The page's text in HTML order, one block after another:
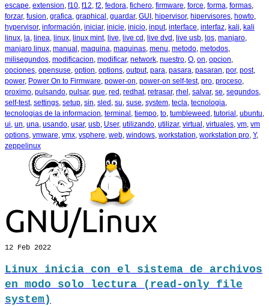
escape, extension, f10, f12, f2, fedora, fichero, firmware, force, forma, formas,
forzar, fusion, grafica, graphical , guardar, GUI , hipervisor, hipervisores, howto,
hypervisor, información, iniciar, inicie, inicio, input, interface, interfaz, kali, kali
linux, la, linea, linux, linux mint, live, live cd , live dvd , live usb, los, manjaro,
manjaro linux, manual , maquina, maquinas, menu, metodo, metodos,
milisegundos, modificacion, modificar, network, nuestro, O, on, opcion,
opciones, opensuse, option, options, output, para, pasara, pasaran, por, post,
power, Power On to Firmware, power-on, power-on self-test, pro, proceso,
proximo, pulsando, pulsar, que, red , redhat, retrasar, rhel , salvar, se, segundos,
self-test, settings, setup, sin, sled , su, suse, system, tecla, tecnologia,
tecnologias de la informacion, terminal , tiempo, to, tumbleweed , tutorial , ubuntu,
ui, un, una, usando, usar, usb, User, utilizando, utilizar, virtual , virtuales, vm, vm
options, vmware, vmx, vsphere, web, windows, workstation, workstation pro, Y,
zeppelinux
12 Feb 2022
Linux inicia con el sistema de archivos
en modo solo lectura (read-only file
system)